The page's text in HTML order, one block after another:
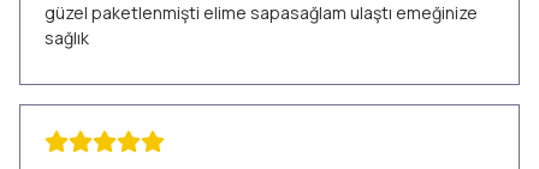
güzel paketlenmişti elime sapasağlam ulaştı emeğinize
sağlık